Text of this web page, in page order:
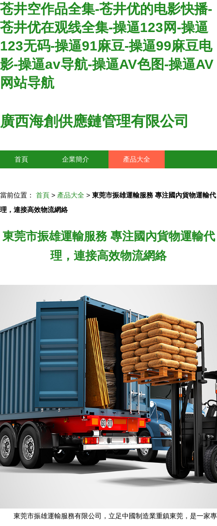
苍井空作品全集-苍井优的电影快播-
苍井优在观线全集-操逼123网-操逼
123无码-操逼91麻豆-操逼99麻豆电
影-操逼av导航-操逼AV色图-操逼AV
网站导航
廣西海創供應鏈管理有限公司
首頁 企業簡介 產品大全
當前位置： 首頁 > 產品大全 > 東莞市振雄運輸服務 專注國內貨物運輸代
理，連接高效物流網絡
東莞市振雄運輸服務 專注國內貨物運輸代
理，連接高效物流網絡
東莞市振雄運輸服務有限公司，立足中國制造業重鎮東莞，是一家專